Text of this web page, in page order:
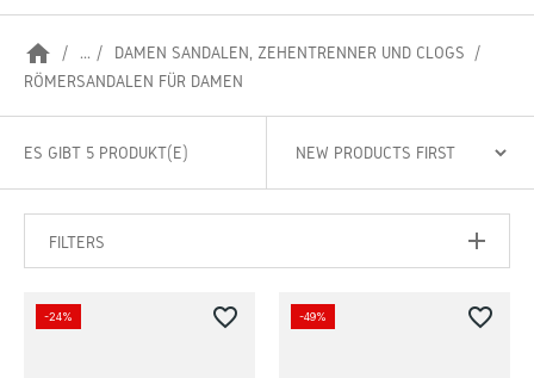
home ...
DAMEN SANDALEN, ZEHENTRENNER UND CLOGS
RÖMERSANDALEN FÜR DAMEN
ES GIBT 5 PRODUKT(E)
FILTERS
-24% favorite_border -49% favorite_border